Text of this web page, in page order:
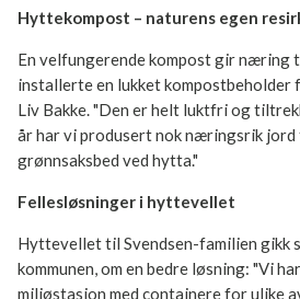
La ødelagte
Større løsninger som
forskjell
Hyttekompost – naturens egen
En velfungerende kompost gir næring
installerte en lukket kompostbeholder
forteller Liv Bakke. "Den er helt luktfri
dyr. På to år har vi produsert nok